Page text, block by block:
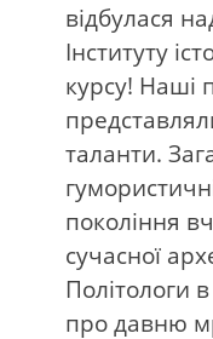
відбулася
Інституту
курсу! Наші
таланти.
покоління
сучасної
Політологи
про давню